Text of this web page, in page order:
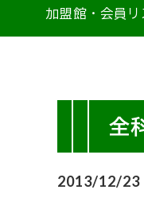
加盟館・会員リ
全
2013/12/23